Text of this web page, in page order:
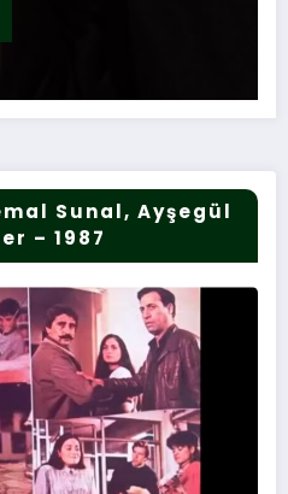
Sunal, Ayşegül
– 1987